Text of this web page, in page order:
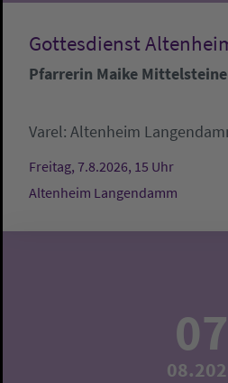
Gottesdienst
Pfarrerin Maike
Varel: Altenheim
Freitag, 7.8.2026, 15 Uhr
Altenheim Langendamm
07